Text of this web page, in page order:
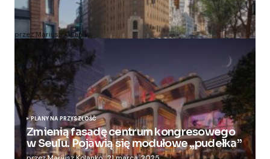
Zmieniają więzienie dla kobiet w nowoczesny
apartamentowiec
przez Mariusz Kolanko 20 lipca, 2024
PLANY NA PRZYSZŁOŚĆ
Zmienią fasadę centrum kongresowego
w Seulu. Pojawią się modułowe „pudełka”